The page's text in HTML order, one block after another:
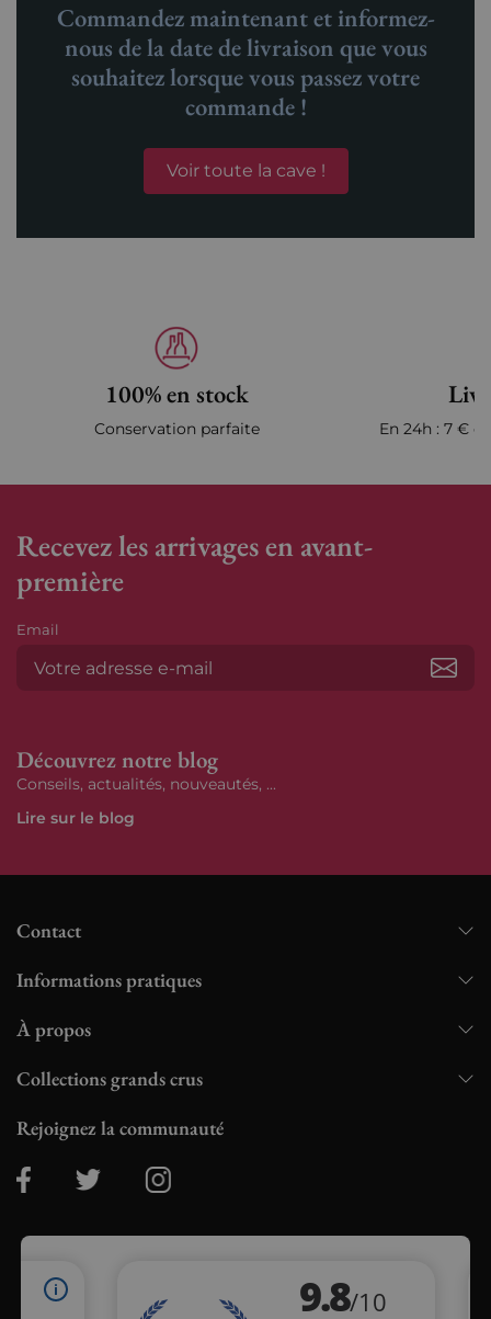
Commandez maintenant et informez-
nous de la date de livraison que vous
souhaitez lorsque vous passez votre
commande !
Voir toute la cave !
100% en stock
Conservation parfaite En 24h : 7 €
Recevez les arrivages en avant-
première
Email
Découvrez notre blog
Conseils, actualités, nouveautés, ...
Lire sur le blog
Contact
Informations pratiques
À propos
Collections grands crus
Rejoignez la communauté